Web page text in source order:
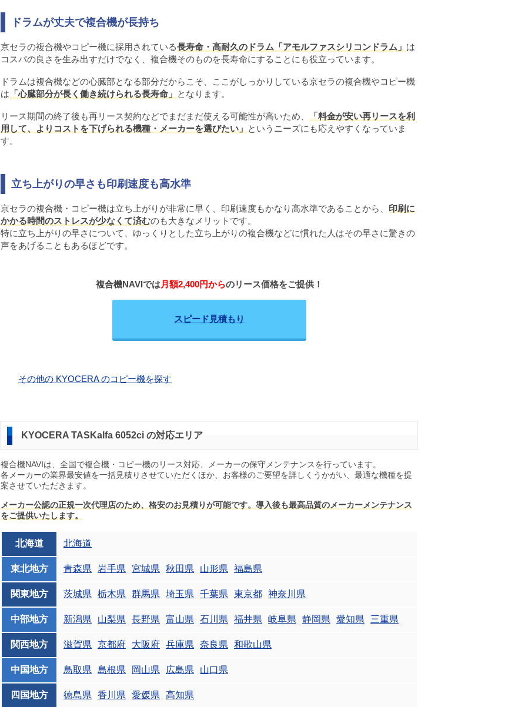
ドラムが丈夫で複合機が長持ち
京セラの複合機やコピー機に採用されている長寿命・高耐久のドラム「アモルファスシリコンドラム」 は
コスパの良さを生み出すだけでなく、複合機そのものを長寿命にすることにも役立っています。
ドラムは複合機などの心臓部となる部分だからこそ、ここがしっかりしている京セラの複合機やコピー機
は 「心臓部分が長く働き続けられる長寿命」 となります。
リース期間の終了後も再リース契約などでまだまだ使える可能性が高いため、
「料金が安い再リースを利
用して、よりコストを下げられる機種・メーカーを選びたい」 というニーズにも応えやすくなっていま
す。
立ち上がりの早さも印刷速度も高水準
京セラの複合機・コピー機は立ち上がりが非常に早く、印刷速度もかなり高水準であることから、 印刷に
かかる時間のストレスが少なくて済むのも大きなメリットです。
特に立ち上がりの早さについて、ゆっくりとした立ち上がりの複合機などに慣れた人はその早さに驚きの
声をあげることもあるほどです。
複合機NAVIでは月額2,400円からのリース価格をご提供！
スピード見積もり
その他の KYOCERA のコピー機を探す
KYOCERA TASKalfa 6052ci の対応エリア
複合機NAVIは、全国で複合機・コピー機のリース対応、メーカーの保守メンテナンスを行っています。
各メーカーの業界最安値を一括見積りさせていただくほか、お客様のご要望を詳しくうかがい、最適な機種を提
案させていただきます。
メーカー公認の正規一次代理店のため、格安のお見積りが可能です。導入後も最高品質のメーカーメンテナンス
をご提供いたします。
北海道 北海道
東北地方 青森県 岩手県 宮城県 秋田県 山形県 福島県
関東地方 茨城県 栃木県 群馬県 埼玉県 千葉県 東京都 神奈川県
中部地方 新潟県 山梨県 長野県 富山県 石川県 福井県 岐阜県 静岡県 愛知県 三重県
関西地方 滋賀県 京都府 大阪府 兵庫県 奈良県 和歌山県
中国地方 鳥取県 島根県 岡山県 広島県 山口県
四国地方 徳島県 香川県 愛媛県 高知県